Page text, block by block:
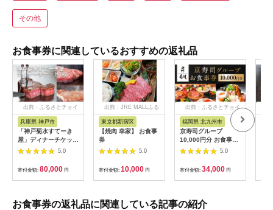
その他
お食事券に関連しているおすすめの返礼品
出典：ふるさとチョイ
ス
兵庫県 神戸市
「神戸菊水すてーき
屋」ディナーチケット
（2枚）
5.0
寄付金額: 80,000 円
出典：JRE MALLふる
さと納税
東京都新宿区
【焼肉 幸家】 お食事
券
5.0
寄付金額: 10,000 円
出典：ふるさとチョイ
福岡県 北九州市
京寿司グループ
10,000円分 お食事券
1000円×10枚 食事チ
ケット チケット 寿司
福岡県 北九州市
5.0
寄付金額: 34,000 円
お食事券の返礼品に関連している記事の紹介